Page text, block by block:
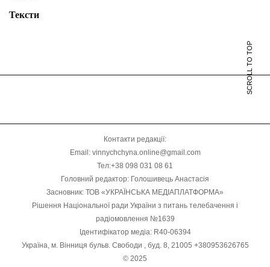
Тексти
SCROLL TO TOP
Контакти редакції:
Email: vinnychchyna.online@gmail.com
Тел:+38 098 031 08 61
Головний редактор: Голошивець Анастасія
Засновник: ТОВ «УКРАЇНСЬКА МЕДІАПЛАТФОРМА»
Рішення Національної ради України з питань телебачення і
радіомовлення №1639
Ідентифікатор медіа: R40-06394
Україна, м. Вінниця бульв. Свободи , буд. 8, 21005 +380953626765
© 2025